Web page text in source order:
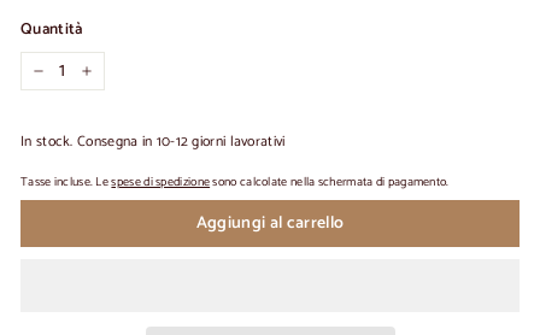
Quantità
+
In stock. Consegna in 10-12 giorni lavorativi
Tasse incluse. Lespese di spedizionesono calcolate nella schermata di pagamento.
Aggiungi al carrello